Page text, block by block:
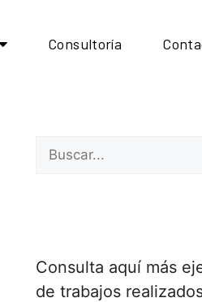
Consultoría
Consulta aquí más
de trabajos